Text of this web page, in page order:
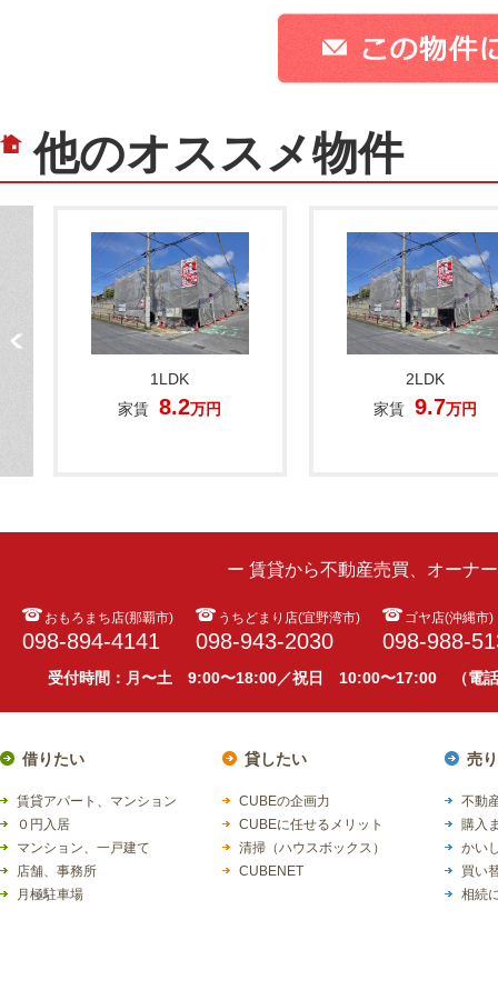
他のオススメ物件
1LDK
家賃 8.2万円
2LDK
家賃 9.7万円
ー 賃貸から不動産売買、オーナ
おもろまち店(那覇市)
098-894-4141
うちどまり店(宜野湾市)
098-943-2030
ゴヤ店(沖縄市)
098-988-
受付時間：月〜土 9:00〜18:00／祝日 10:00〜17:00 （電話
借りたい
賃貸アパート、マンション
０円入居
マンション、一戸建て
店舗、事務所
月極駐車場
貸したい
CUBEの企画力
CUBEに任せるメリット
清掃（ハウスボックス）
CUBENET
売
不動
購入
かい
買い
相続